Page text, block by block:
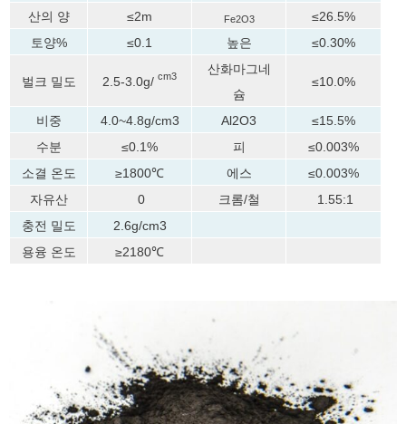
산의 양 ≤2m Fe2O3
≤26.5%
토양%
≤0.1 높은 ≤0.30%
벌크 밀도 2.5-3.0g/ cm3
산화마그네
슘
≤10.0%
비중 4.0~4.8g/cm3 Al2O3
≤15.5%
수분
≤0.1% 피
≤0.003%
소결 온도
≥1800℃ 에스
≤0.003%
자유산
0 크롬/철
1.55:1
충전 밀도
2.6g/cm3
용융 온도
≥2180℃